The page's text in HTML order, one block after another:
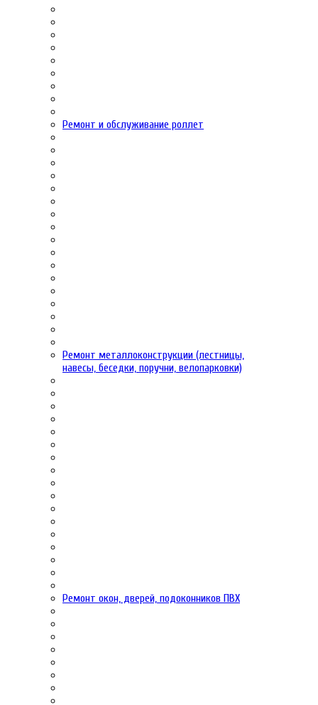
Ремонт и обслуживание роллет
Ремонт металлоконструкции (лестницы,
навесы, беседки, поручни, велопарковки)
Ремонт окон, дверей, подоконников ПВХ